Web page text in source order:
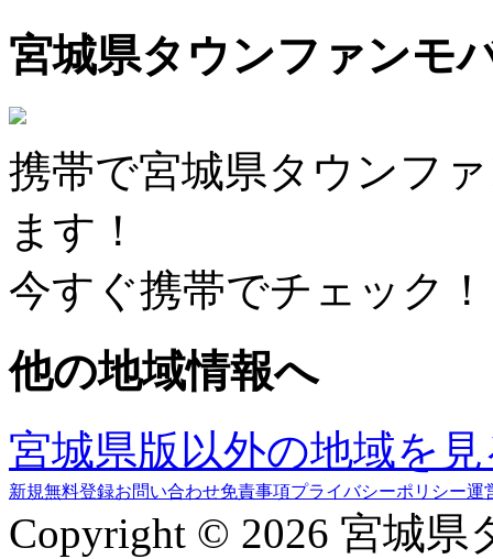
宮城県タウンファンモ
携帯で宮城県タウンフ
ます！
今すぐ携帯でチェック！
他の地域情報へ
宮城県版以外の地域を
新規無料登録お問い合わせ免責事項プライバシーポリシー運
Copyright © 2026 宮城